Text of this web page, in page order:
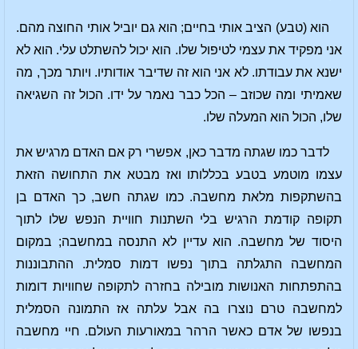
הוא (טבע) הציב אותי בחיים; הוא גם יוביל אותי החוצה מהם.
אני מפקיד את עצמי לטיפול שלו. הוא יכול להשתלט עלי. הוא לא
ישנא את עבודתו. לא אני הוא זה שדיבר אודותיו. ויותר מכך, מה
שאמיתי ומה שכוזב – הכל כבר נאמר על ידו. הכול זה השגיאה
שלו, הכול הוא המעלה שלו.
לדבר כמו שגתה מדבר כאן, אפשרי רק אם האדם מרגיש את
עצמו מוטמע בטבע בכללותו ואז מבטא את התחושה הזאת
בהשתקפות מלאת מחשבה. כמו שגתה חשב, כך האדם בן
תקופה קודמת הרגיש בלי השתנות חוויית הנפש שלו לתוך
היסוד של מחשבה. הוא עדיין לא התנסה במחשבה; במקום
המחשבה התגלתה בתוך נפשו דמות סמלית. ההתבוננות
בהתפתחות האנושות מובילה בחזרה לתקופה שחוויות דומות
למחשבה טרם נוצרו בה אבל עלתה אז התמונה הסמלית
בנפשו של אדם כאשר הרהר במאורעות העולם. חיי מחשבה